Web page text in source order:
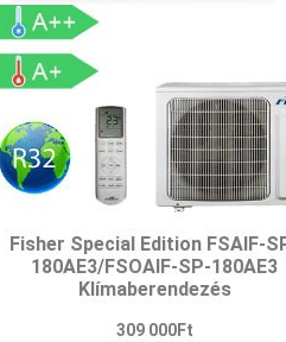
Fisher Special Edition FSAIF-
180AE3/FSOAIF-SP-180AE3
Klímaberendezés
309 000Ft